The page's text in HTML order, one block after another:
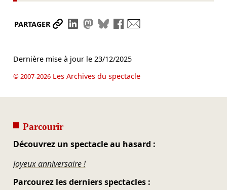
PARTAGER Partager le lien
Partager sur LinkedIn
Partager sur Mastodon
Partager sur Bluesky
Partager sur Facebook
Dernière mise à jour le 23/12/2025
© 2007-2026Les Archives du spectacle
Parcourir
Découvrez un spectacle au hasard :
Joyeux anniversaire !
Parcourez les derniers spectacles :